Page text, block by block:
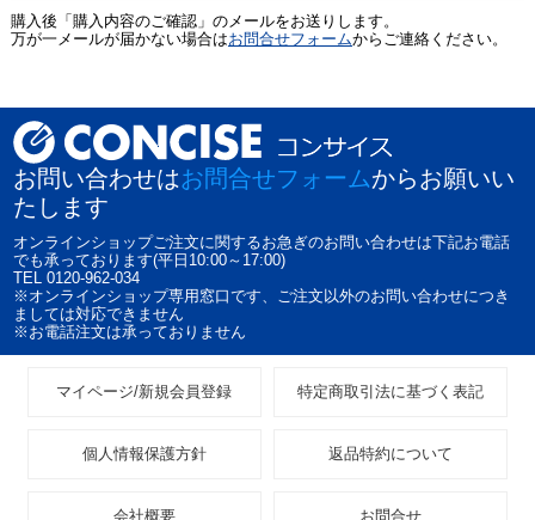
購入後「購入内容のご確認」のメールをお送りします。
万が一メールが届かない場合はお問合せフォームからご連絡ください。
お問い合わせはお問合せフォームからお願いい
たします
オンラインショップご注文に関するお急ぎのお問い合わせは下記お電話
でも承っております(平日10:00～17:00)
TEL 0120-962-034
※オンラインショップ専用窓口です、ご注文以外のお問い合わせにつき
ましては対応できません
※お電話注文は承っておりません
マイページ/新規会員登録 特定商取引法に基づく表記
個人情報保護方針 返品特約について
会社概要 お問合せ